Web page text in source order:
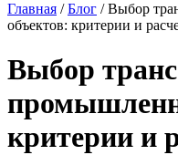
Главная /Блог /Выбор
объектов: критерии и
Выбор
критерии и